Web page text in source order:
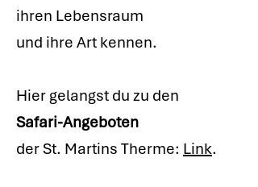
ihren Lebensraum
und ihre Art kennen.
Hier gelangst du zu den
Safari-Angeboten
der St. Martins Therme: Link.